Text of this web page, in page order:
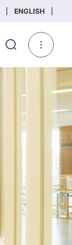
ENGLISH